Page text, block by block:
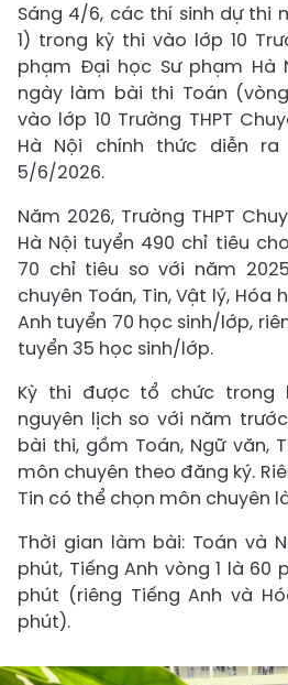
Sáng 4/6, các thí sinh dự thi
1) trong kỳ thi vào lớp 10
phạm Đại học Sư phạm Hà
ngày làm bài thi Toán
vào lớp 10 Trường THPT
Hà Nội chính thức diễn
5/6/2026.
Năm 2026, Trường THPT
Hà Nội tuyển 490 chỉ tiêu
70 chỉ tiêu so với năm
chuyên Toán, Tin, Vật lý, Hóa
Anh tuyển 70 học sinh/lớp,
tuyển 35 học sinh/lớp.
Kỳ thi được tổ chức trong
nguyên lịch so với năm
bài thi, gồm Toán, Ngữ văn,
môn chuyên theo đăng ký.
Tin có thể chọn môn chuyên
Thời gian làm bài: Toán và
phút, Tiếng Anh vòng 1 là 60
phút (riêng Tiếng Anh và
phút).